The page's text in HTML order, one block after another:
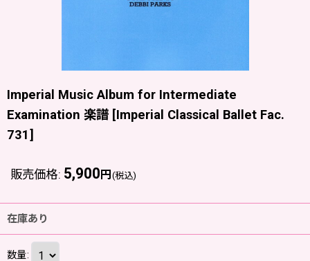
Imperial Music Album for Intermediate
Examination 楽譜 [Imperial Classical Ballet Fac.
731]
販売価格: 5,900 円 (税込)
在庫あり
数量: